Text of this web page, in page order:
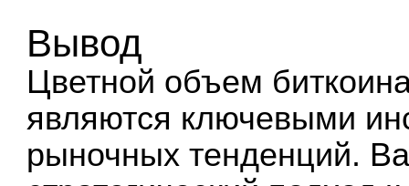
Вывод
Цветной объем
являются ключевыми
рыночных тенденций.